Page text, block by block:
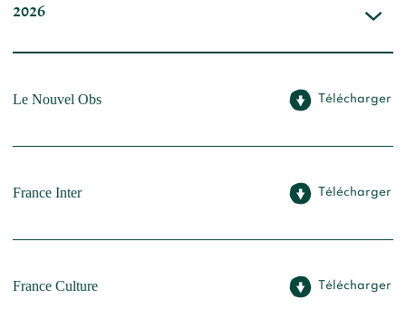
2026
Le Nouvel Obs Télécharger
France Inter Télécharger
France Culture Télécharger